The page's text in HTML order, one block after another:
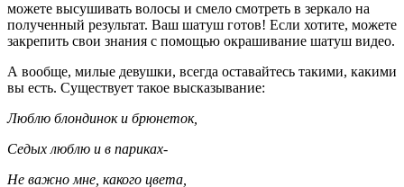
можете высушивать волосы и смело смотреть в зеркало на
полученный результат. Ваш шатуш готов! Если хотите, можете
закрепить свои знания с помощью окрашивание шатуш видео.
А вообще, милые девушки, всегда оставайтесь такими, какими
вы есть. Существует такое высказывание:
Люблю блондинок и брюнеток,
Седых люблю и в париках-
Не важно мне, какого цвета,